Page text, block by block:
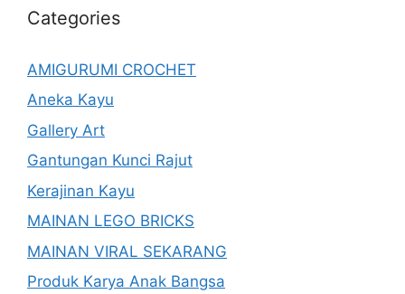
Categories
AMIGURUMI CROCHET
Aneka Kayu
Gallery Art
Gantungan Kunci Rajut
Kerajinan Kayu
MAINAN LEGO BRICKS
MAINAN VIRAL SEKARANG
Produk Karya Anak Bangsa